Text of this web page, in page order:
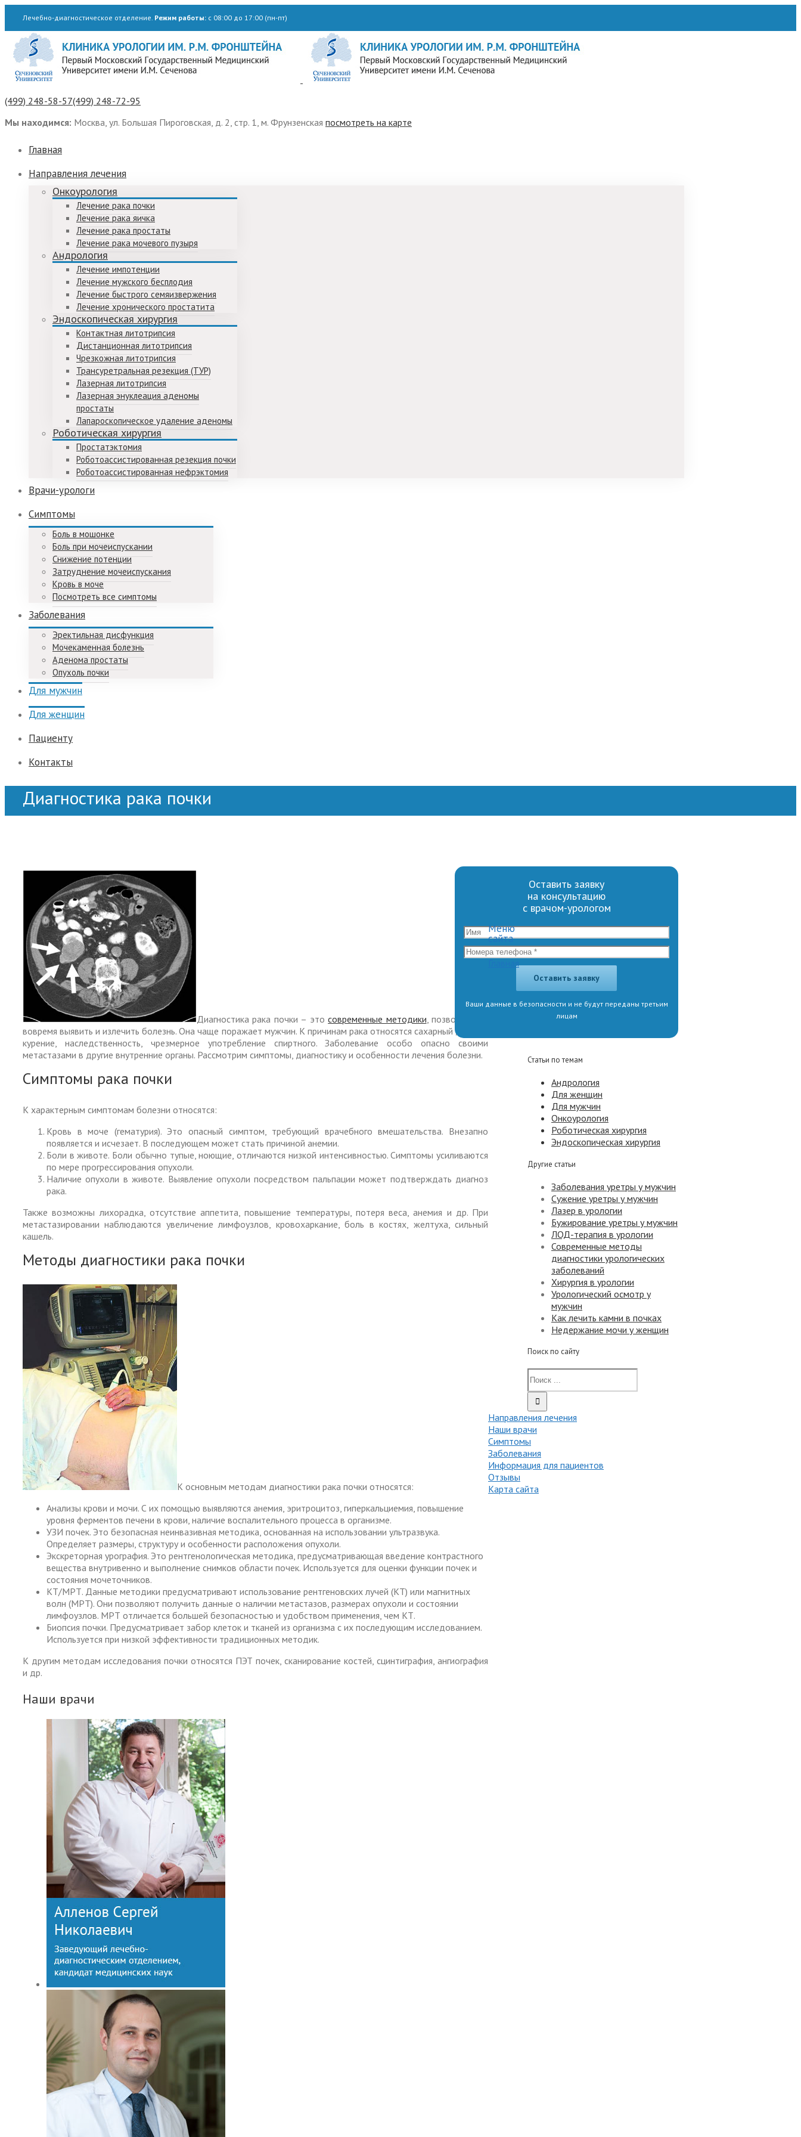
Лечебно-диагностическое отделение. Режим работы: с 08:00 до 17:00 (пн-пт)
(499) 248-58-57(499) 248-72-95
Мы находимся: Москва, ул. Большая Пироговская, д. 2, стр. 1, м. Фрунзенская посмотреть на карте
Главная
Направления лечения
Онкоурология
Лечение рака почки
Лечение рака яичка
Лечение рака простаты
Лечение рака мочевого пузыря
Андрология
Лечение импотенции
Лечение мужского бесплодия
Лечение быстрого семяизвержения
Лечение хронического простатита
Эндоскопическая хирургия
Контактная литотрипсия
Дистанционная литотрипсия
Чрезкожная литотрипсия
Трансуретральная резекция (ТУР)
Лазерная литотрипсия
Лазерная энуклеация аденомы
простаты
Лапароскопическое удаление аденомы
Роботическая хирургия
Простатэктомия
Роботоассистированная резекция почки
Роботоассистированная нефрэктомия
Врачи-урологи
Симптомы
Боль в мошонке
Боль при мочеиспускании
Снижение потенции
Затруднение мочеиспускания
Кровь в моче
Посмотреть все симптомы
Заболевания
Эректильная дисфункция
Мочекаменная болезнь
Аденома простаты
Опухоль почки
Для мужчин
Для женщин
Пациенту
Контакты
Диагностика рака почки
Диагностика рака почки – этосовременные методики, позволяющие
вовремя выявить и излечить болезнь. Она чаще поражает мужчин. К причинам рака относятся сахарный диабет,
курение, наследственность, чрезмерное употребление спиртного. Заболевание особо опасно своими
метастазами в другие внутренние органы. Рассмотрим симптомы, диагностику и особенности лечения болезни.
Симптомы рака почки
К характерным симптомам болезни относятся:
Кровь в моче (гематурия). Это опасный симптом, требующий врачебного вмешательства. Внезапно
появляется и исчезает. В последующем может стать причиной анемии.
Боли в животе. Боли обычно тупые, ноющие, отличаются низкой интенсивностью. Симптомы усиливаются
по мере прогрессирования опухоли.
Наличие опухоли в животе. Выявление опухоли посредством пальпации может подтверждать диагноз
рака.
Также возможны лихорадка, отсутствие аппетита, повышение температуры, потеря веса, анемия и др. При
метастазировании наблюдаются увеличение лимфоузлов, кровохаркание, боль в костях, желтуха, сильный
кашель.
Методы диагностики рака почки
К основным методам диагностики рака почки относятся:
Анализы крови и мочи. С их помощью выявляются анемия, эритроцитоз, гиперкальциемия, повышение
уровня ферментов печени в крови, наличие воспалительного процесса в организме.
УЗИ почек. Это безопасная неинвазивная методика, основанная на использовании ультразвука.
Определяет размеры, структуру и особенности расположения опухоли.
Экскреторная урография. Это рентгенологическая методика, предусматривающая введение контрастного
вещества внутривенно и выполнение снимков области почек. Используется для оценки функции почек и
состояния мочеточников.
КТ/МРТ. Данные методики предусматривают использование рентгеновских лучей (КТ) или магнитных
волн (МРТ). Они позволяют получить данные о наличии метастазов, размерах опухоли и состоянии
лимфоузлов. МРТ отличается большей безопасностью и удобством применения, чем КТ.
Биопсия почки. Предусматривает забор клеток и тканей из организма с их последующим исследованием.
Используется при низкой эффективности традиционных методик.
К другим методам исследования почки относятся ПЭТ почек, сканирование костей, сцинтиграфия, ангиография
и др.
Наши врачи
Оставить заявку
на консультацию
с врачом-урологом
Ваши данные в безопасности и не будут переданы третьим
лицам
Статьи по темам
Андрология
Для женщин
Для мужчин
Онкоурология
Роботическая хирургия
Эндоскопическая хирургия
Другие статьи
Заболевания уретры у мужчин
Сужение уретры у мужчин
Лазер в урологии
Бужирование уретры у мужчин
ЛОД-терапия в урологии
Современные методы
диагностики урологических
заболеваний
Хирургия в урологии
Урологический осмотр у
мужчин
Как лечить камни в почках
Недержание мочи у женщин
Поиск по сайту
Меню
сайта
Главная
Направления лечения
Наши врачи
Симптомы
Заболевания
Информация для пациентов
Отзывы
Карта сайта